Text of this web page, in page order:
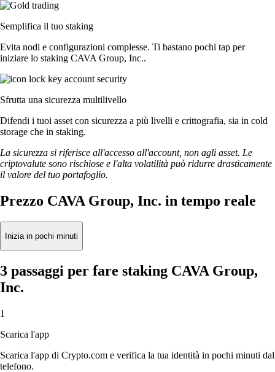
Semplifica il tuo staking
Evita nodi e configurazioni complesse. Ti bastano pochi tap per
iniziare lo staking CAVA Group, Inc..
Sfrutta una sicurezza multilivello
Difendi i tuoi asset con sicurezza a più livelli e crittografia, sia in cold
storage che in staking.
La sicurezza si riferisce all'accesso all'account, non agli asset. Le
criptovalute sono rischiose e l'alta volatilità può ridurre drasticamente
il valore del tuo portafoglio.
Prezzo CAVA Group, Inc. in tempo reale
Inizia in pochi minuti
3 passaggi per fare staking CAVA Group,
Inc.
1
Scarica l'app
Scarica l'app di Crypto.com e verifica la tua identità in pochi minuti dal
telefono.